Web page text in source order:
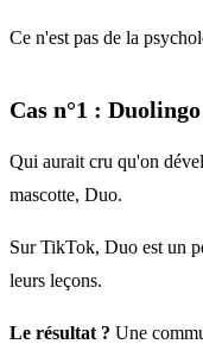
Ce n'est pas de la
Cas n°1 :
Qui aurait cru qu'on
mascotte, Duo.
Sur TikTok, Duo est un
leurs leçons.
Le résultat ? Une